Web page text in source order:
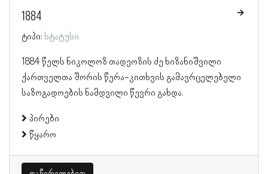
1884
ტიპი: სტატუსი
1884 წელს ნიკოლოზ თადეოზის ძე ხიზანიშვილი
ქართველთა შორის წერა-კითხვის გამავრცელებელი
საზოგადოების ნამდვილი წევრი გახდა.
პირები
წყარო